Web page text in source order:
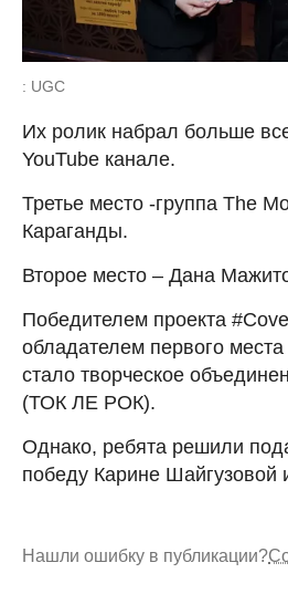
: UGC
Их ролик набрал больше
YouTube канале.
Третье место -группа The
Караганды.
Второе место – Дана
Победителем проекта
обладателем первого
стало творческое
(ТОК ЛЕ РОК).
Однако, ребята решили
победу Карине Шайгузовой
Нашли ошибку в публикации?